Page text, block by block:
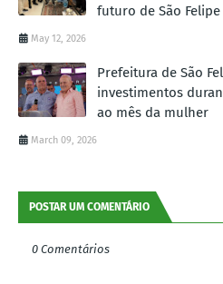
futuro de São Felipe
May 12, 2026
Prefeitura de São
investimentos
ao mês da mulher
March 09, 2026
POSTAR UM COMENTÁRIO
0 Comentários